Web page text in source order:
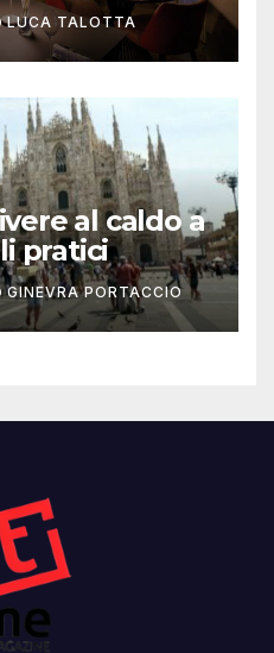
in
casa
LUCA TALOTTA
al caldo a
pratici
GINEVRA PORTACCIO